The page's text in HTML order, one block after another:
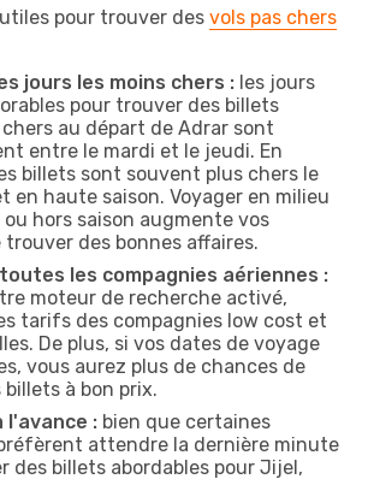
pour trouver des vols pas chers
jours les moins chers : les jours
pour trouver des billets
au départ de Adrar sont
entre le mardi et le jeudi. En
billets sont souvent plus chers le
en haute saison. Voyager en milieu
ou hors saison augmente vos
trouver des bonnes affaires.
les compagnies aériennes :
moteur de recherche activé,
tarifs des compagnies low cost et
De plus, si vos dates de voyage
vous aurez plus de chances de
à bon prix.
l'avance : bien que certaines
attendre la dernière minute
des billets abordables pour Jijel,